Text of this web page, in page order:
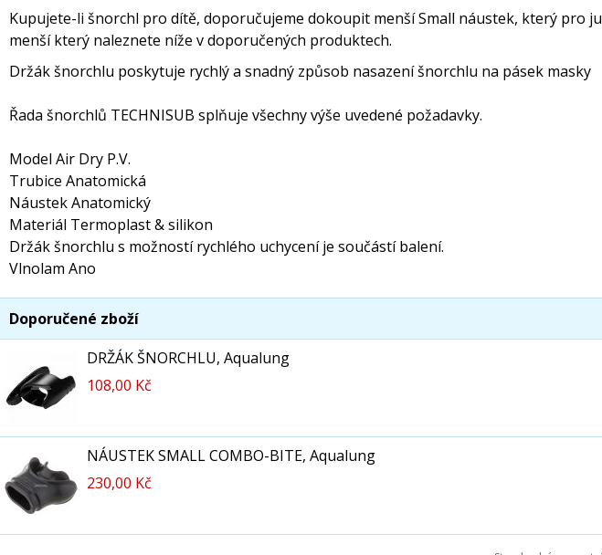
Kupujete-li šnorchl pro dítě, doporučujeme dokoupit menší Small náustek, který pro
menší který naleznete níže v doporučených produktech.
Držák šnorchlu poskytuje rychlý a snadný způsob nasazení šnorchlu na pásek masky
Řada šnorchlů TECHNISUB splňuje všechny výše uvedené požadavky.
Model Air Dry P.V.
Trubice Anatomická
Náustek Anatomický
Materiál Termoplast & silikon
Držák šnorchlu s možností rychlého uchycení je součástí balení.
Vlnolam Ano
Doporučené zboží
DRŽÁK ŠNORCHLU, Aqualung
108,00 Kč
NÁUSTEK SMALL COMBO-BITE, Aqualung
230,00 Kč